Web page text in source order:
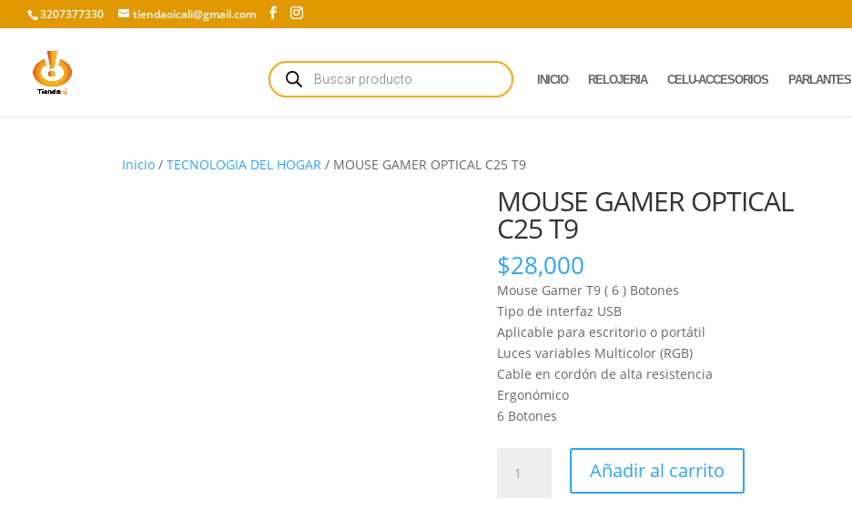
3207377330 tiendaoicali@gmail.com
Búsqueda
de
productos
INICIO RELOJERIA CELU-ACCESORIOS PARLANTES
Inicio /TECNOLOGIA DEL HOGAR / MOUSE GAMER OPTICAL C25 T9
MOUSE GAMER OPTICAL
C25 T9
$28,000
Mouse Gamer T9 ( 6 ) Botones
Tipo de interfaz USB
Aplicable para escritorio o portátil
Luces variables Multicolor (RGB)
Cable en cordón de alta resistencia
Ergonómico
6 Botones
GAMER
Añadir al carrito